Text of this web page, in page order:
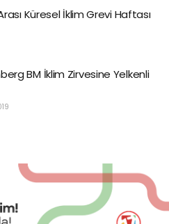
Küresel İklim Grevi Haftası
BM İklim Zirvesine Yelkenli